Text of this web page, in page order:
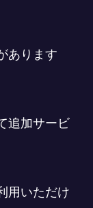
あります
追加サービ
用いただけ